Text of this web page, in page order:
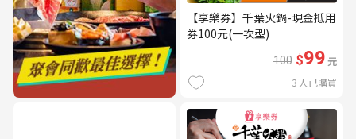
【享樂券】千葉火鍋-現金抵用
券100元(一次型)
100 $99元
3 人已購買